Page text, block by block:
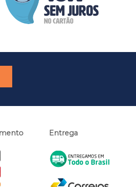
Entrega